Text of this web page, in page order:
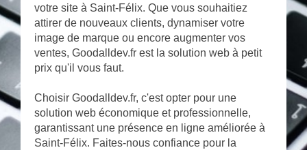
votre site à Saint-Félix. Que vous souhaitiez
attirer de nouveaux clients, dynamiser votre
image de marque ou encore augmenter vos
ventes, Goodalldev.fr est la solution web à petit
prix qu'il vous faut.
Choisir Goodalldev.fr, c'est opter pour une
solution web économique et professionnelle,
garantissant une présence en ligne améliorée à
Saint-Félix. Faites-nous confiance pour la